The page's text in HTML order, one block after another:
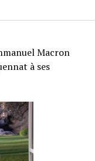
Macron
à ses